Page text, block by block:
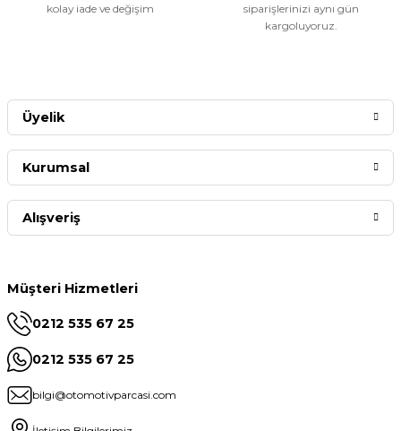
kolay iade ve değişim
siparişlerinizi aynı gün
kargoluyoruz.
Müşteri Hizmetleri
0212 535 67 25
0212 535 67 25
bilgi@otomotivparcasi.com
Üyelik
Kurumsal
Alışveriş